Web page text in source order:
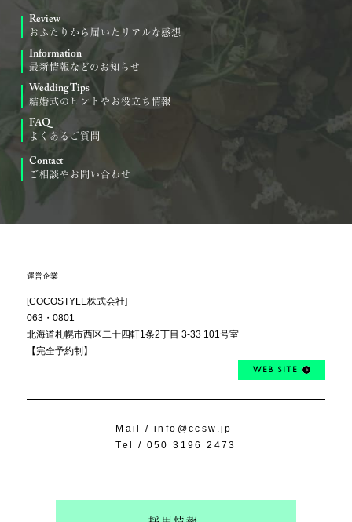
Review
おふたりから届いたリアルな感想
Information
最新情報などのお知らせ
Wedding Tips
結婚式のヒントやお役立ち情報
FAQ
よくあるご質問
Contact
ご相談やお問い合わせ
運営企業
[COCOSTYLE株式会社]
063・0801
北海道札幌市西区二十四軒1条2丁目 3-33 101号室
【完全予約制】
WEB SITE
Mail / info@ccsw.jp
Tel / 050 3196 2473